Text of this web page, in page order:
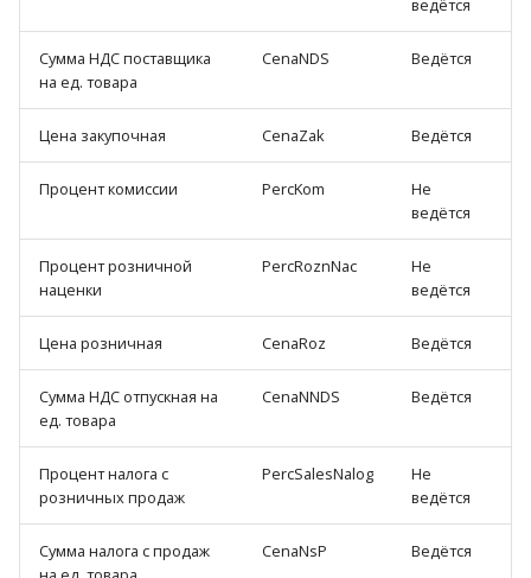
ведётся
Сумма НДС поставщика
на ед. товара
CenaNDS Ведётся
Цена закупочная CenaZak Ведётся
Процент комиссии PercKom
Не
ведётся
Процент розничной
наценки
PercRoznNac
Не
ведётся
Цена розничная CenaRoz Ведётся
Сумма НДС отпускная на
ед. товара
CenaNNDS Ведётся
Процент налога с
розничных продаж
PercSalesNalog
Не
ведётся
Сумма налога с продаж
CenaNsP Ведётся